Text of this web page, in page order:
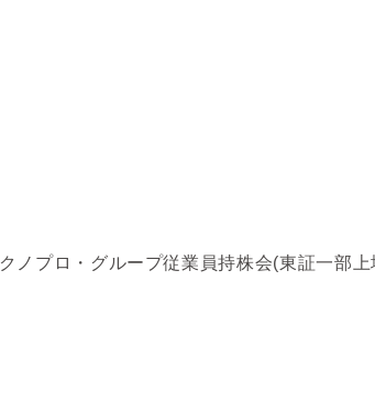
ノプロ・グループ従業員持株会(東証一部上